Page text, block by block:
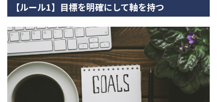
【ルール1】目標を明確にして軸を持つ